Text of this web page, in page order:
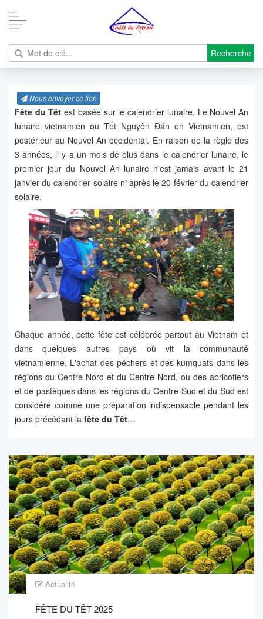
Recherche
Nous envoyer ce lien
Fête du Têt est basée sur le calendrier lunaire. Le Nouvel An
lunaire vietnamien ou Tết Nguyên Đán en Vietnamien, est
postérieur au Nouvel An occidental. En raison de la règle des
3 années, il y a un mois de plus dans le calendrier lunaire, le
premier jour du Nouvel An lunaire n'est jamais avant le 21
janvier du calendrier solaire ni après le 20 février du calendrier
solaire.
Chaque année, cette fête est célébrée partout au Vietnam et
dans quelques autres pays où vit la communauté
vietnamienne. L'achat des pêchers et des kumquats dans les
régions du Centre-Nord et du Centre-Nord, ou des abricotiers
et de pastèques dans les régions du Centre-Sud et du Sud est
considéré comme une préparation indispensable pendant les
jours précédant la fête du Têt…
Actualité
FÊTE DU TÊT 2025